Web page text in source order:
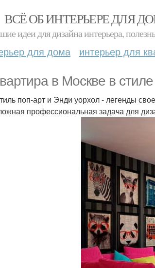
ВСЁ ОБ ИНТЕРЬЕРЕ ДЛЯ
идеи для дизайна интерьера,
для дома интерьер для
в Москве в
поп-арт и Энди уорхол - легенды
профессиональная задача для